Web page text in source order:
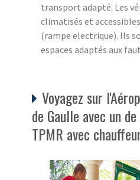
transport adapté. Les
climatisés et
(rampe electrique). Ils
espaces adaptés aux
Voyagez sur
de Gaulle avec un
TPMR avec